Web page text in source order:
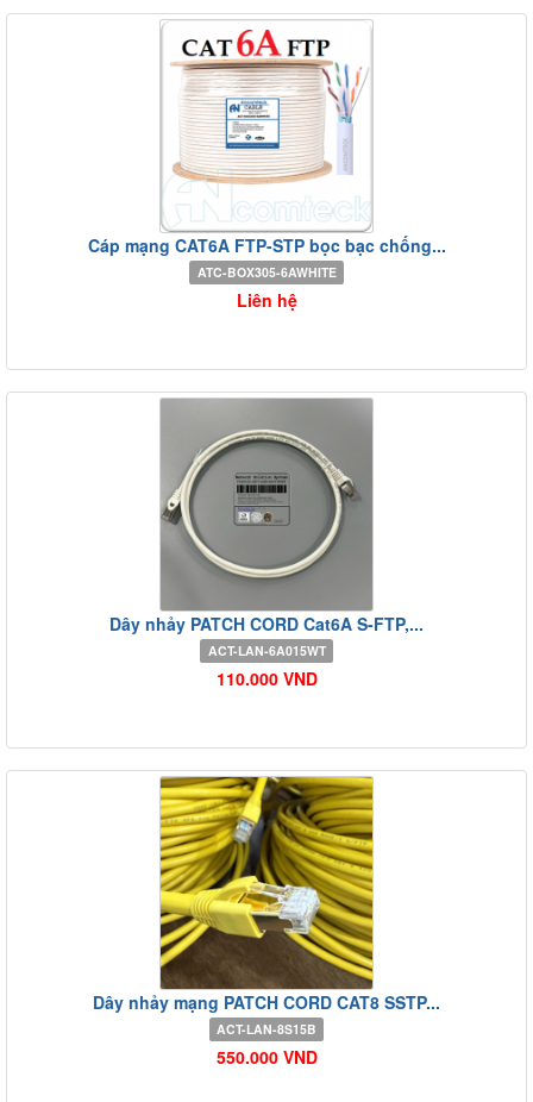
Cáp mạng CAT6A FTP-STP bọc bạc chống...
ATC-BOX305-6AWHITE
Liên hệ
Dây nhảy PATCH CORD Cat6A S-FTP,...
ACT-LAN-6A015WT
110.000 VND
Dây nhảy mạng PATCH CORD CAT8 SSTP...
ACT-LAN-8S15B
550.000 VND